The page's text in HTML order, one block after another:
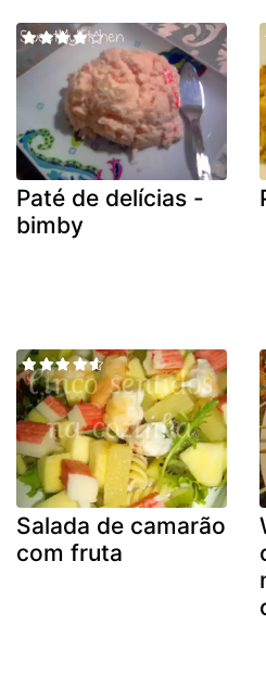
Paté de delícias -
bimby
Salada de camarão
com fruta